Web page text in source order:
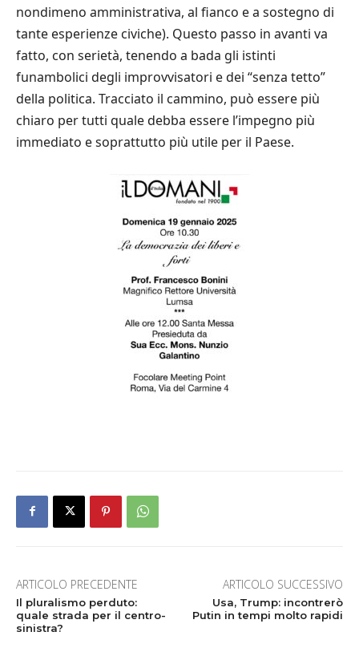
nondimeno amministrativa, al fianco e a sostegno di
tante esperienze civiche). Questo passo in avanti va
fatto, con serietà, tenendo a bada gli istinti
funambolici degli improvvisatori e dei “senza tetto”
della politica. Tracciato il cammino, può essere più
chiaro per tutti quale debba essere l’impegno più
immediato e soprattutto più utile per il Paese.
ARTICOLO PRECEDENTE
Il pluralismo perduto:
quale strada per il centro-
sinistra?
ARTICOLO SUCCESSIVO
Usa, Trump: incontrerò
Putin in tempi molto rapidi